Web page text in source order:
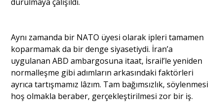
Aynı zamanda bir NATO üyesi olarak ipleri tamamen
koparmamak da bir denge siyasetiydi. İran’a
uygulanan ABD ambargosuna itaat, İsrail’le yeniden
normalleşme gibi adımların arkasındaki faktörleri
ayrıca tartışmamız lâzım. Tam bağımsızlık, söylenmesi
hoş olmakla beraber, gerçekleştirilmesi zor bir iş.